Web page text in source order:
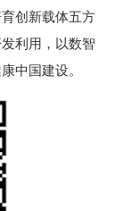
创新载体五方
利用，以数智
中国建设。